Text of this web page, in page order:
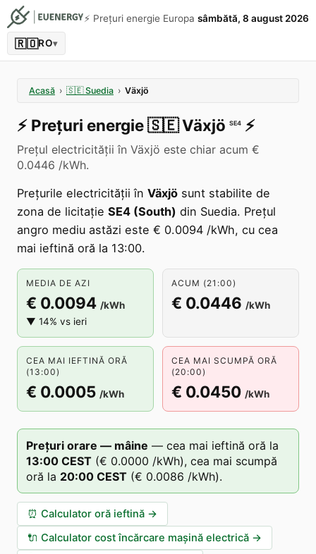
⚡️ Prețuri energie Europa sâmbătă, 8 august 2026
🇷🇴RO▾
Acasă › 🇸🇪 Suedia › Växjö
⚡️ Prețuri energie🇸🇪Växjö SE4 ⚡️
Prețul electricității în Växjö este chiar acum €
0.0446 /kWh.
Prețurile electricității în Växjö sunt stabilite de
zona de licitație SE4 (South) din Suedia. Prețul
angro mediu astăzi este € 0.0094 /kWh, cu cea
mai ieftină oră la 13:00.
MEDIA DE AZI
€ 0.0094 /kWh
▼ 14% vs ieri
ACUM (21:00)
€ 0.0446 /kWh
CEA MAI IEFTINĂ ORĂ
(13:00)
€ 0.0005 /kWh
CEA MAI SCUMPĂ ORĂ
(20:00)
€ 0.0450 /kWh
Prețuri orare — mâine — cea mai ieftină oră la
13:00 CEST (€ 0.0000 /kWh), cea mai scumpă
oră la 20:00 CEST (€ 0.0086 /kWh).
⏰ Calculator oră ieftină →
🔌 Calculator cost încărcare mașină electrică →